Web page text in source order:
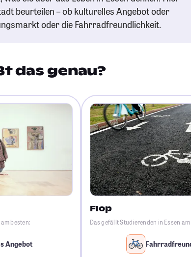
beurteilen – ob kulturelles Angebot oder
oder die Fahrradfreundlichkeit.
das genau?
besten:
Angebot
Flop
Das gefällt Studierenden in Essen